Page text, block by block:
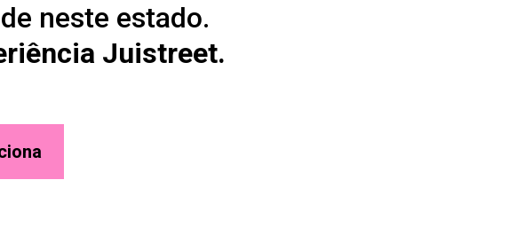
neste estado.
Juistreet.